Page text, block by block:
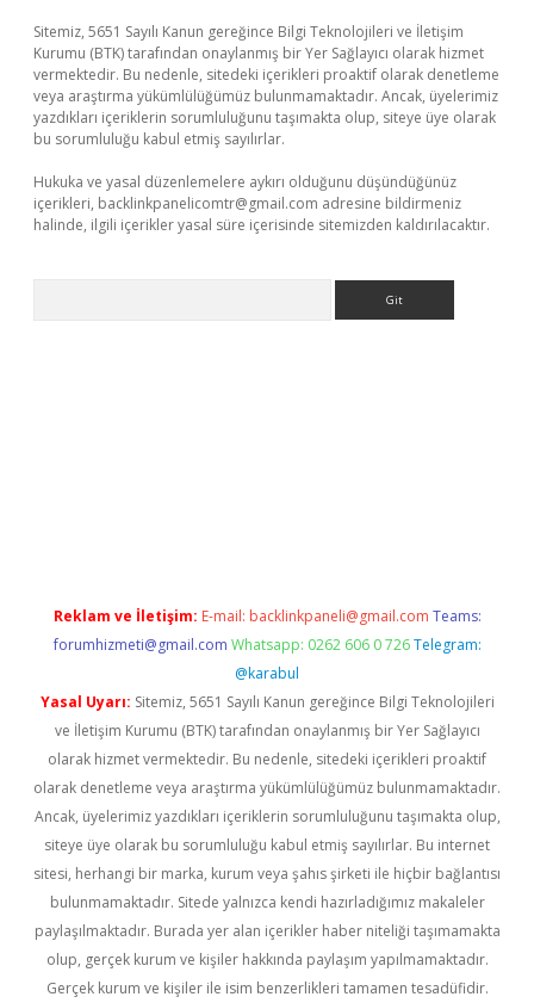
Sitemiz, 5651 Sayılı Kanun gereğince Bilgi Teknolojileri ve İletişim
Kurumu (BTK) tarafından onaylanmış bir Yer Sağlayıcı olarak hizmet
vermektedir. Bu nedenle, sitedeki içerikleri proaktif olarak denetleme
veya araştırma yükümlülüğümüz bulunmamaktadır. Ancak, üyelerimiz
yazdıkları içeriklerin sorumluluğunu taşımakta olup, siteye üye olarak
bu sorumluluğu kabul etmiş sayılırlar.
Hukuka ve yasal düzenlemelere aykırı olduğunu düşündüğünüz
içerikleri, backlinkpanelicomtr@gmail.com adresine bildirmeniz
halinde, ilgili içerikler yasal süre içerisinde sitemizden kaldırılacaktır.
Reklam ve İletişim: E-mail: backlinkpaneli@gmail.com Teams:
forumhizmeti@gmail.com Whatsapp: 0262 606 0 726 Telegram:
@karabul
Yasal Uyarı: Sitemiz, 5651 Sayılı Kanun gereğince Bilgi Teknolojileri
ve İletişim Kurumu (BTK) tarafından onaylanmış bir Yer Sağlayıcı
olarak hizmet vermektedir. Bu nedenle, sitedeki içerikleri proaktif
olarak denetleme veya araştırma yükümlülüğümüz bulunmamaktadır.
Ancak, üyelerimiz yazdıkları içeriklerin sorumluluğunu taşımakta olup,
siteye üye olarak bu sorumluluğu kabul etmiş sayılırlar. Bu internet
sitesi, herhangi bir marka, kurum veya şahıs şirketi ile hiçbir bağlantısı
bulunmamaktadır. Sitede yalnızca kendi hazırladığımız makaleler
paylaşılmaktadır. Burada yer alan içerikler haber niteliği taşımamakta
olup, gerçek kurum ve kişiler hakkında paylaşım yapılmamaktadır.
Gerçek kurum ve kişiler ile isim benzerlikleri tamamen tesadüfidir.